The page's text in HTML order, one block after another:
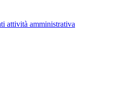
attività amministrativa